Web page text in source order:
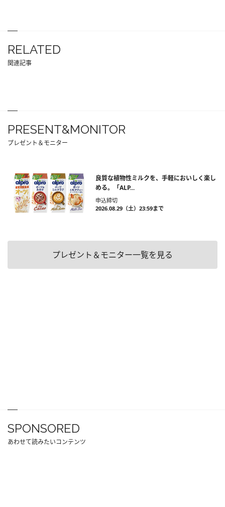
RELATED
関連記事
PRESENT&MONITOR
プレゼント＆モニター
良質な植物性ミルクを、手軽においしく楽し
める。「ALP...
申込締切
2026.08.29（土）23:59まで
プレゼント＆モニター一覧を見る
SPONSORED
あわせて読みたいコンテンツ